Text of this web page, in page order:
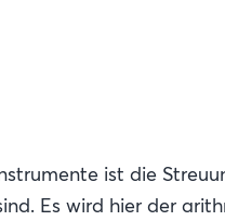
ist die
Es wird hier der